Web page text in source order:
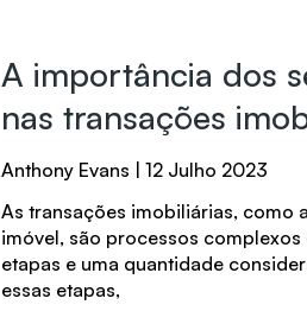
A importância dos
nas transações
Anthony Evans
12 Julho 2023
As transações imobiliárias, como
imóvel, são processos complexos
etapas e uma quantidade
essas etapas,